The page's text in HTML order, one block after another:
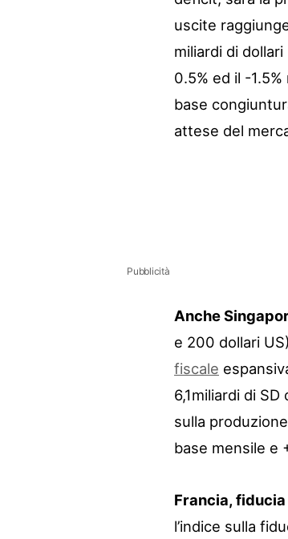
uscite
miliardi di
0.5% ed il -
base
attese del
Pubblicità
Anche
e 200 dollari
fiscale
6,1miliardi di
sulla
base mensile e
Francia,
l’indice sulla